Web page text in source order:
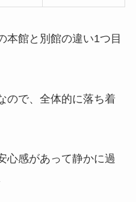
本館と別館の違い1つ目
ので、全体的に落ち着
心感があって静かに過